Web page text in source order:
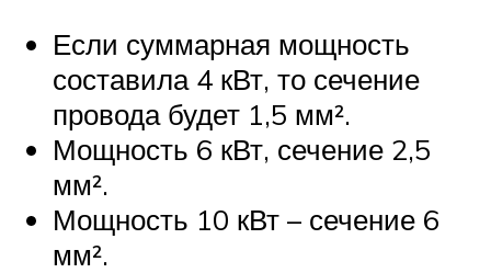
Если суммарная мощность
составила 4 кВт, то сечение
провода будет 1,5 мм².
Мощность 6 кВт, сечение 2,5
мм².
Мощность 10 кВт – сечение 6
мм².